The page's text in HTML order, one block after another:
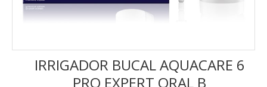
IRRIGADOR BUCAL AQUACARE 6
PRO EXPERT ORAL B